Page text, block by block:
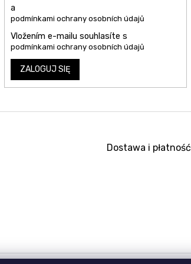
a
podmínkami ochrany osobních údajů
Vložením e-mailu souhlasíte s
podmínkami ochrany osobních údajů
ZALOGUJ SIĘ
Dostawa i płatność